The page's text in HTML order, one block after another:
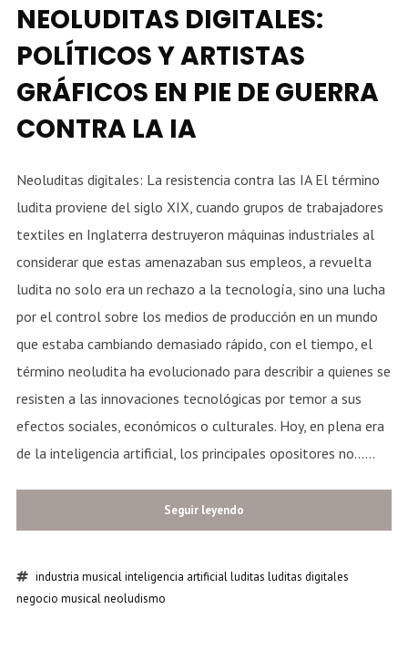
NEOLUDITAS DIGITALES:
POLÍTICOS Y ARTISTAS
GRÁFICOS EN PIE DE GUERRA
CONTRA LA IA
Neoluditas digitales: La resistencia contra las IA El término
ludita proviene del siglo XIX, cuando grupos de trabajadores
textiles en Inglaterra destruyeron máquinas industriales al
considerar que estas amenazaban sus empleos, a revuelta
ludita no solo era un rechazo a la tecnología, sino una lucha
por el control sobre los medios de producción en un mundo
que estaba cambiando demasiado rápido, con el tiempo, el
término neoludita ha evolucionado para describir a quienes se
resisten a las innovaciones tecnológicas por temor a sus
efectos sociales, económicos o culturales. Hoy, en plena era
de la inteligencia artificial, los principales opositores no......
Seguir leyendo
industria musicalinteligencia artificialluditas luditas digitales
negocio musicalneoludismo